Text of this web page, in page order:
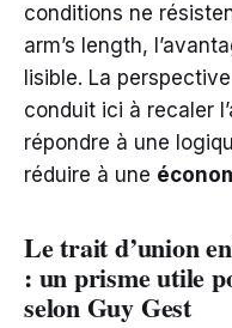
conditions ne
arm’s length,
lisible. La
conduit ici à recaler
répondre à une
réduire à une
Le trait d’union
: un prisme utile
selon Guy Gest